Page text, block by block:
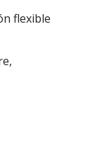
flexible